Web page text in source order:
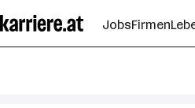
Seiteninhalt
springen
JobsFirmen